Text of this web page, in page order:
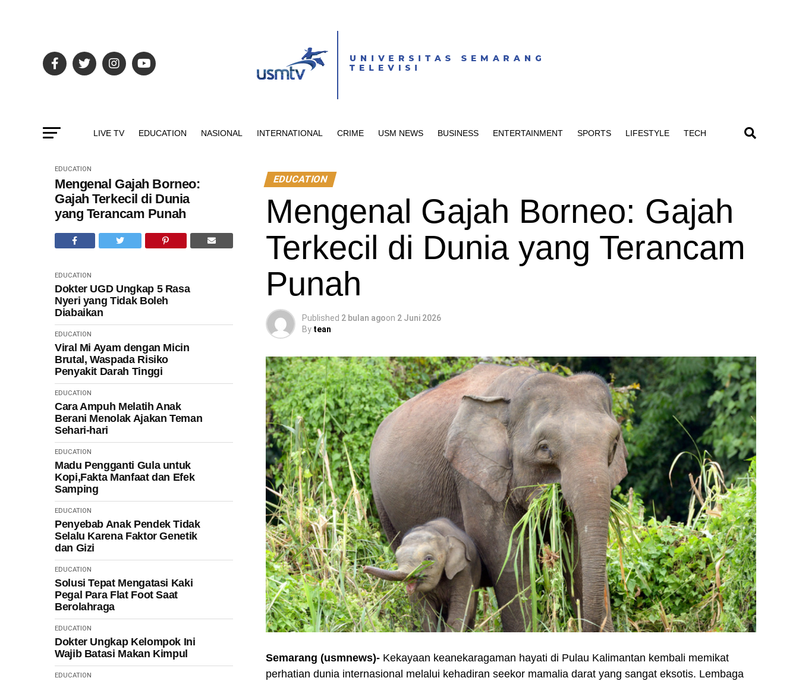
LIVE TV EDUCATION NASIONAL INTERNATIONAL CRIME USM NEWS BUSINESS ENTERTAINMENT SPORTS LIFESTYLE TECH
EDUCATION
Mengenal Gajah Borneo:
Gajah Terkecil di Dunia
yang Terancam Punah
EDUCATION
Dokter UGD Ungkap 5 Rasa
Nyeri yang Tidak Boleh
Diabaikan
EDUCATION
Viral Mi Ayam dengan Micin
Brutal, Waspada Risiko
Penyakit Darah Tinggi
EDUCATION
Cara Ampuh Melatih Anak
Berani Menolak Ajakan Teman
Sehari-hari
EDUCATION
Madu Pengganti Gula untuk
Kopi,Fakta Manfaat dan Efek
Samping
EDUCATION
Penyebab Anak Pendek Tidak
Selalu Karena Faktor Genetik
dan Gizi
EDUCATION
Solusi Tepat Mengatasi Kaki
Pegal Para Flat Foot Saat
Berolahraga
EDUCATION
Dokter Ungkap Kelompok Ini
Wajib Batasi Makan Kimpul
EDUCATION
EDUCATION
Mengenal Gajah Borneo: Gajah
Terkecil di Dunia yang Terancam
Punah
Published 2 bulan agoon 2 Juni 2026
By tean
Semarang (usmnews)- Kekayaan keanekaragaman hayati di Pulau Kalimantan kembali memikat
perhatian dunia internasional melalui kehadiran seekor mamalia darat yang sangat eksotis. Lembaga